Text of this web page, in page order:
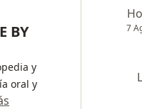
BY
y
oral y
7